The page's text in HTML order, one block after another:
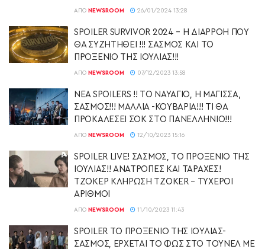
ΑΠΌ NEWSROOM 26/01/2024 13:28
SPOILER SURVIVOR 2024 – Η ΔΙΑΡΡΟΗ ΠΟΥ
ΘΑ ΣΥΖΗΤΗΘΕΙ !!! ΣΑΣΜΟΣ ΚΑΙ ΤΟ
ΠΡΟΞΕΝΙΟ ΤΗΣ ΙΟΥΛΙΑΣ!!!
ΑΠΌ NEWSROOM 07/12/2023 13:58
ΝΕΑ SPOILERS !! ΤΟ ΝΑΥΑΓΙΟ, Η ΜΑΓΙΣΣΑ,
ΣΑΣΜΟΣ!!! ΜΑΛΛΙΑ -ΚΟΥΒΑΡΙΑ!!! ΤΙ ΘΑ
ΠΡΟΚΑΛΕΣΕΙ ΣΟΚ ΣΤΟ ΠΑΝΕΛΛΗΝΙΟ!!!
ΑΠΌ NEWSROOM 12/10/2023 15:16
SPOILER LIVE! ΣΑΣΜΟΣ, ΤΟ ΠΡΟΞΕΝΙΟ ΤΗΣ
ΙΟΥΛΙΑΣ!! ΑΝΑΤΡΟΠΕΣ ΚΑΙ ΤΑΡΑΧΕΣ!
ΤΖΟΚΕΡ ΚΛΗΡΩΣΗ TZOKER – ΤΥΧΕΡΟΙ
ΑΡΙΘΜΟΙ
ΑΠΌ NEWSROOM 11/10/2023 11:43
SPOILER ΤΟ ΠΡΟΞΕΝΙΟ ΤΗΣ ΙΟΥΛΙΑΣ-
ΣΑΣΜΟΣ, ΕΡΧΕΤΑΙ ΤΟ ΦΩΣ ΣΤΟ ΤΟΥΝΕΛ ΜΕ